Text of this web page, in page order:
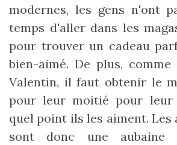
modernes, les gens n'ont
temps d'aller dans les
pour trouver un cadeau
bien-aimé. De plus,
Valentin, il faut obtenir le
pour leur moitié pour
quel point ils les aiment. Les
sont donc une